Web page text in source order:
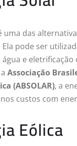
uma das
pode ser
e eletrificação
Associação
(ABSOLAR), a
nos custos com
Eólica